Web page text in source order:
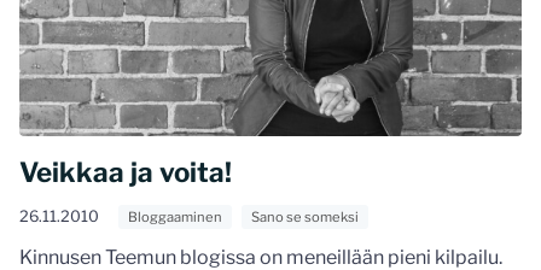
Veikkaa ja voita!
26.11.2010 Bloggaaminen Sano se someksi
Kinnusen Teemun blogissa on meneillään pieni kilpailu.